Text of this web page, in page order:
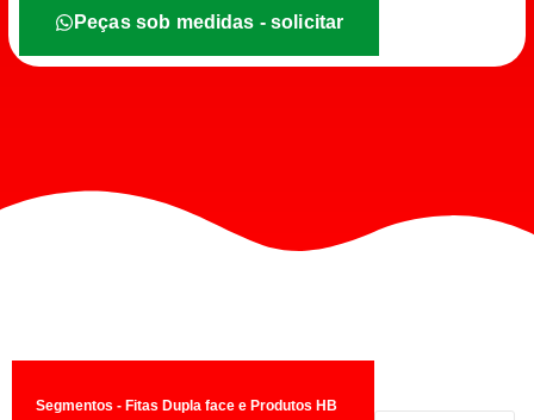
Peças sob medidas - solicitar
Segmentos - Fitas Dupla face e Produtos HB